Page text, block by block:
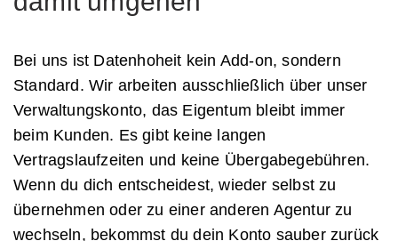
Bei uns ist Datenhoheit kein Add-on, sondern
Standard. Wir arbeiten ausschließlich über unser
Verwaltungskonto, das Eigentum bleibt immer
beim Kunden. Es gibt keine langen
Vertragslaufzeiten und keine Übergabegebühren.
Wenn du dich entscheidest, wieder selbst zu
übernehmen oder zu einer anderen Agentur zu
wechseln, bekommst du dein Konto sauber zurück